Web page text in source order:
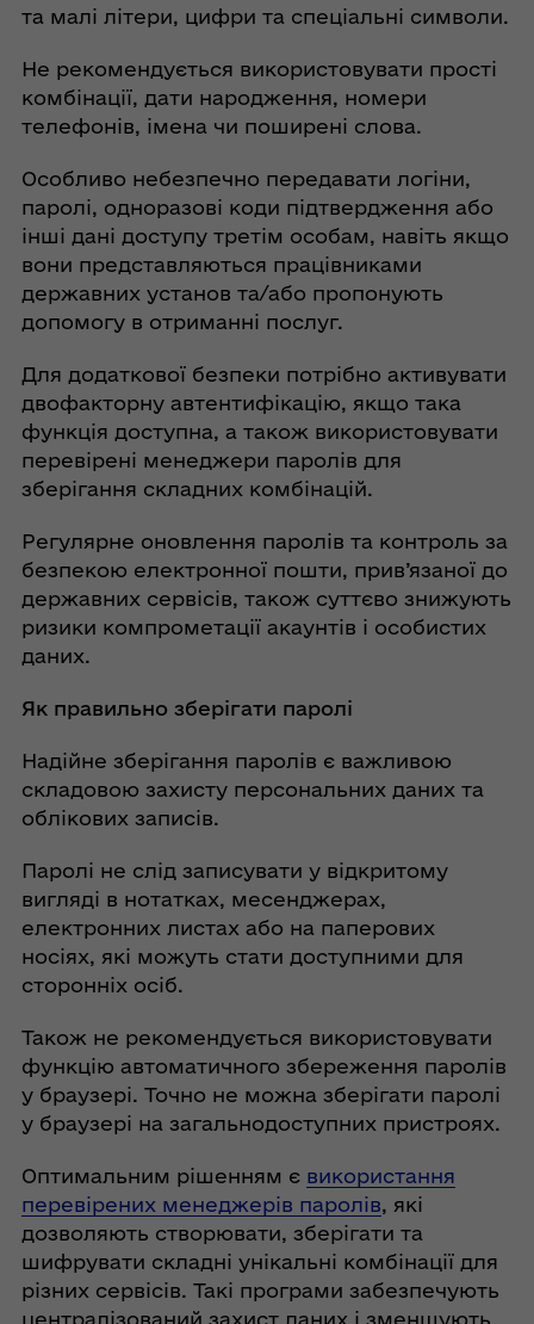
та малі літери, цифри та спеціальні символи.
Не рекомендується використовувати прості
комбінації, дати народження, номери
телефонів, імена чи поширені слова.
Особливо небезпечно передавати логіни,
паролі, одноразові коди підтвердження або
інші дані доступу третім особам, навіть якщо
вони представляються працівниками
державних установ та/або пропонують
допомогу в отриманні послуг.
Для додаткової безпеки потрібно активувати
двофакторну автентифікацію, якщо така
функція доступна, а також використовувати
перевірені менеджери паролів для
зберігання складних комбінацій.
Регулярне оновлення паролів та контроль за
безпекою електронної пошти, прив’язаної до
державних сервісів, також суттєво знижують
ризики компрометації акаунтів і особистих
даних.
Як правильно зберігати паролі
Надійне зберігання паролів є важливою
складовою захисту персональних даних та
облікових записів.
Паролі не слід записувати у відкритому
вигляді в нотатках, месенджерах,
електронних листах або на паперових
носіях, які можуть стати доступними для
сторонніх осіб.
Також не рекомендується використовувати
функцію автоматичного збереження паролів
у браузері. Точно не можна зберігати паролі
у браузері на загальнодоступних пристроях.
Оптимальним рішенням є використання
перевірених менеджерів паролів , які
дозволяють створювати, зберігати та
шифрувати складні унікальні комбінації для
різних сервісів. Такі програми забезпечують
централізований захист даних і зменшують